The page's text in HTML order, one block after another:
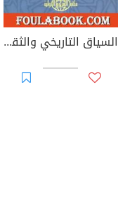
السياق التاريخي والثقافي لتقنين الشريعة الإسلامية